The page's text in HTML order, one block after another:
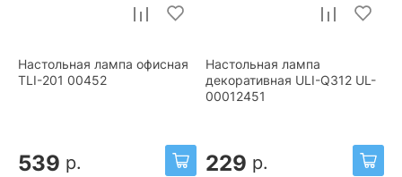
Настольная лампа офисная
TLI-201 00452
539 р.
Настольная лампа
декоративная ULI-Q312 UL-
00012451
229 р.